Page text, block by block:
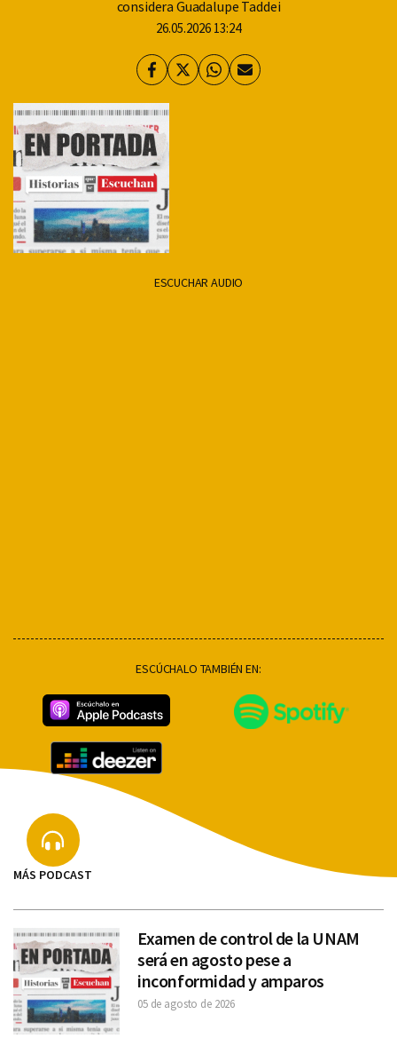
considera Guadalupe Taddei
26.05.2026 13:24
Facebook
TwitterWhatsapp
Enviar
ESCUCHAR AUDIO
ESCÚCHALO TAMBIÉN EN:
MÁS PODCAST
Examen de control de la UNAM
será en agosto pese a
inconformidad y amparos
05 de agosto de 2026